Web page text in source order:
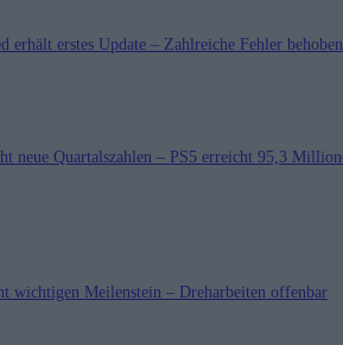
erhält erstes Update – Zahlreiche Fehler behoben
neue Quartalszahlen – PS5 erreicht 95,3
wichtigen Meilenstein – Dreharbeiten offenbar